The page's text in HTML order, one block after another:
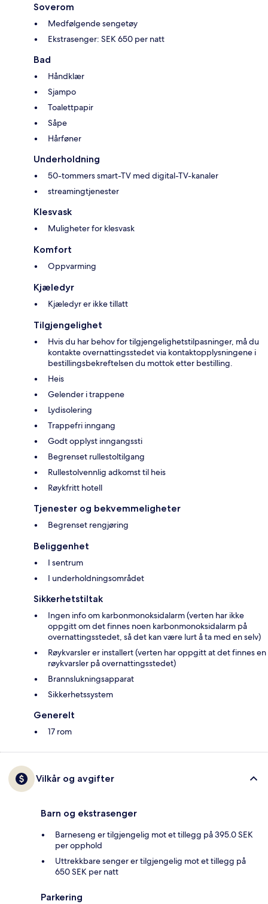
Soverom
Medfølgende sengetøy
Ekstrasenger: SEK 650 per natt
Bad
Håndklær
Sjampo
Toalettpapir
Såpe
Hårføner
Underholdning
50-tommers smart-TV med digital-TV-kanaler
streamingtjenester
Klesvask
Muligheter for klesvask
Komfort
Oppvarming
Kjæledyr
Kjæledyr er ikke tillatt
Tilgjengelighet
Hvis du har behov for tilgjengelighetstilpasninger, må du
kontakte overnattingsstedet via kontaktopplysningene i
bestillingsbekreftelsen du mottok etter bestilling.
Heis
Gelender i trappene
Lydisolering
Trappefri inngang
Godt opplyst inngangssti
Begrenset rullestoltilgang
Rullestolvennlig adkomst til heis
Røykfritt hotell
Tjenester og bekvemmeligheter
Begrenset rengjøring
Beliggenhet
I sentrum
I underholdningsområdet
Sikkerhetstiltak
Ingen info om karbonmonoksidalarm (verten har ikke
oppgitt om det finnes noen karbonmonoksidalarm på
overnattingsstedet, så det kan være lurt å ta med en selv)
Røykvarsler er installert (verten har oppgitt at det finnes en
røykvarsler på overnattingsstedet)
Brannslukningsapparat
Sikkerhetssystem
Generelt
17 rom
Vilkår og avgifter
Barn og ekstrasenger
Barneseng er tilgjengelig mot et tillegg på 395.0 SEK
per opphold
Uttrekkbare senger er tilgjengelig mot et tillegg på
650 SEK per natt
Parkering